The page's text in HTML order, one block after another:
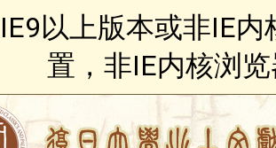
以上版本或非IE
置，非IE内核浏